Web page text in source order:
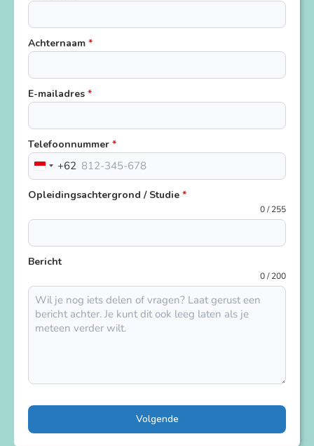
Achternaam *
E-mailadres *
Telefoonnummer *
Indonesia
+62
+62
Opleidingsachtergrond / Studie *
0 / 255
Bericht
0 / 200
Volgende